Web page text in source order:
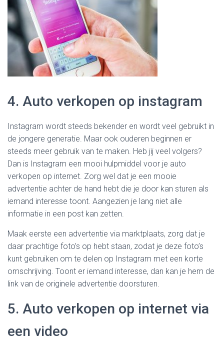
4. Auto verkopen op instagram
Instagram wordt steeds bekender en wordt veel gebruikt in
de jongere generatie. Maar ook ouderen beginnen er
steeds meer gebruik van te maken. Heb jij veel volgers?
Dan is Instagram een mooi hulpmiddel voor je auto
verkopen op internet. Zorg wel dat je een mooie
advertentie achter de hand hebt die je door kan sturen als
iemand interesse toont. Aangezien je lang niet alle
informatie in een post kan zetten.
Maak eerste een advertentie via marktplaats, zorg dat je
daar prachtige foto’s op hebt staan, zodat je deze foto’s
kunt gebruiken om te delen op Instagram met een korte
omschrijving. Toont er iemand interesse, dan kan je hem de
link van de originele advertentie doorsturen.
5. Auto verkopen op internet via
een video